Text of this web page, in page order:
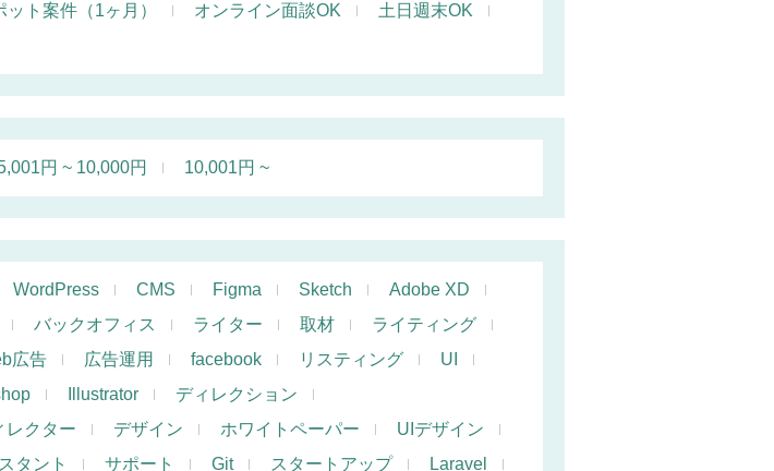
ット案件（1ヶ月） オンライン面談OK
土日週末OK
円 ~ 10,000円 10,001円 ~
WordPress CMS Figma Sketch
Adobe XD
バックオフィス ライター 取材
ライティング
広告 広告運用 facebook リスティング
UI
Illustrator
ディレクション
レクター デザイン ホワイトペーパー
UIデザイン
タント サポート Git スタートアップ
Laravel